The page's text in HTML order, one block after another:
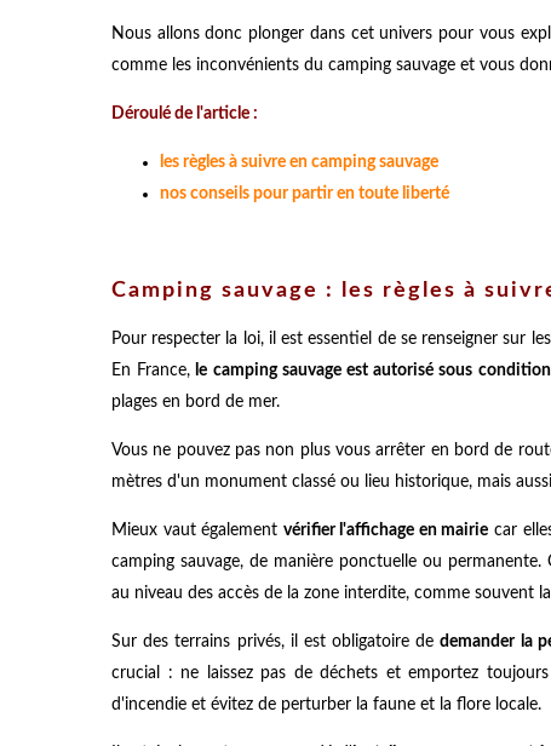
Nous allons donc plonger dans cet univers pour vous
comme les inconvénients du camping sauvage et vous
Déroulé de l'article :
les règles à suivre en camping sauvage
nos conseils pour partir en toute liberté
Camping sauvage : les règles à
Pour respecter la loi, il est essentiel de se renseigner sur
En France, le camping sauvage est autorisé sous
plages en bord de mer.
Vous ne pouvez pas non plus vous arrêter en bord de
mètres d'un monument classé ou lieu historique, mais
Mieux vaut également vérifier l'affichage en mairie car
camping sauvage, de manière ponctuelle ou
au niveau des accès de la zone interdite, comme souvent
Sur des terrains privés, il est obligatoire dedemander la
crucial : ne laissez pas de déchets et emportez
d'incendie et évitez de perturber la faune et la flore locale.